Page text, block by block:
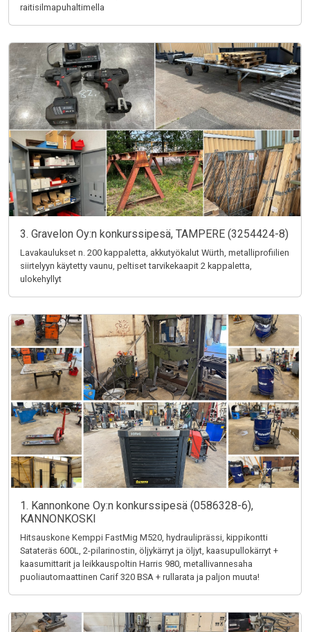
raitisilmapuhaltimella
3. Gravelon Oy:n konkurssipesä, TAMPERE (3254424-8)
Lavakaulukset n. 200 kappaletta, akkutyökalut Würth, metalliprofiilien
siirtelyyn käytetty vaunu, peltiset tarvikekaapit 2 kappaletta,
ulokehyllyt
1. Kannonkone Oy:n konkurssipesä (0586328-6),
KANNONKOSKI
Hitsauskone Kemppi FastMig M520, hydrauliprässi, kippikontti
Satateräs 600L, 2-pilarinostin, öljykärryt ja öljyt, kaasupullokärryt +
kaasumittarit ja leikkauspoltin Harris 980, metallivannesaha
puoliautomaattinen Carif 320 BSA + rullarata ja paljon muuta!